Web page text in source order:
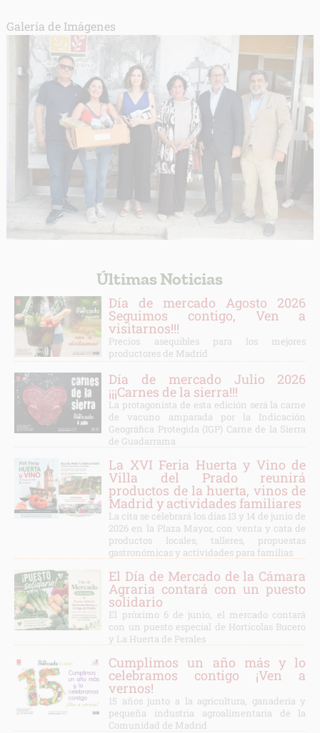
Galería de Imágenes
Últimas Noticias
Día de mercado Agosto 2026
Seguimos contigo, Ven a
visitarnos!!!
Precios asequibles para los mejores
productores de Madrid
Día de mercado Julio 2026
¡¡¡Carnes de la sierra!!!
La protagonista de esta edición será la carne
de vacuno amparada por la Indicación
Geográfica Protegida (IGP) Carne de la Sierra
de Guadarrama
La XVI Feria Huerta y Vino de
Villa del Prado reunirá
productos de la huerta, vinos de
Madrid y actividades familiares
La cita se celebrará los días 13 y 14 de junio de
2026 en la Plaza Mayor, con venta y cata de
productos locales, talleres, propuestas
gastronómicas y actividades para familias
El Día de Mercado de la Cámara
Agraria contará con un puesto
solidario
El próximo 6 de junio, el mercado contará
con un puesto especial de Hortícolas Bucero
y La Huerta de Perales
Cumplimos un año más y lo
celebramos contigo ¡Ven a
vernos!
15 años junto a la agricultura, ganadería y
pequeña industria agroalimentaria de la
Comunidad de Madrid